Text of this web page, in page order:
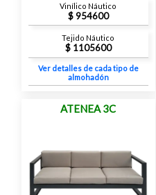
Vinílico Náutico
954600
Tejido Náutico
1105600
Ver detalles de cada tipo de
almohadón
ATENEA 3C